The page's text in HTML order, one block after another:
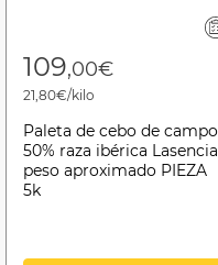
109,00€
21,80€/kilo
Paleta de cebo de campo
50% raza ibérica Lasencia
peso aproximado PIEZA
5k